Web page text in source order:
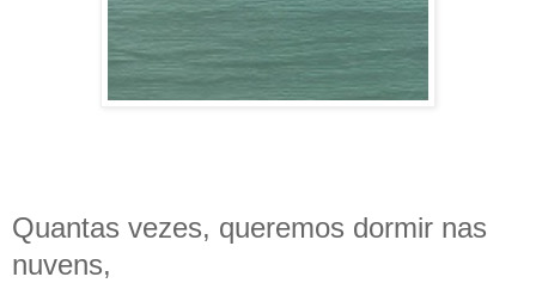
Quantas vezes, queremos dormir nas
nuvens,